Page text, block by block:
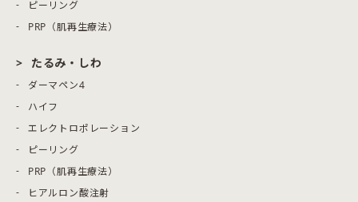
ピーリング
PRP（肌再生療法）
たるみ・しわ
ダーマペン4
ハイフ
エレクトロポレーション
ピーリング
PRP（肌再生療法）
ヒアルロン酸注射